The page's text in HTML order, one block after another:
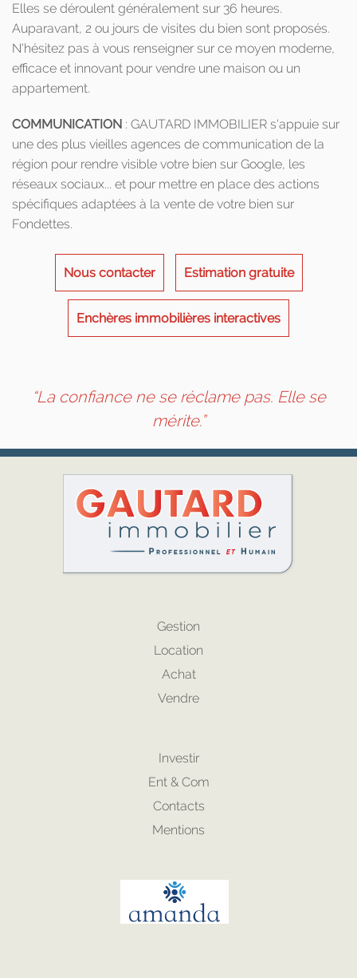
Elles se déroulent généralement sur 36 heures.
Auparavant, 2 ou jours de visites du bien sont proposés.
N'hésitez pas à vous renseigner sur ce moyen moderne,
efficace et innovant pour vendre une maison ou un
appartement.
COMMUNICATION : GAUTARD IMMOBILIER s'appuie sur
une des plus vieilles agences de communication de la
région pour rendre visible votre bien sur Google, les
réseaux sociaux... et pour mettre en place des actions
spécifiques adaptées à la vente de votre bien sur
Fondettes.
Nous contacter Estimation gratuite
Enchères immobilières interactives
“La confiance ne se réclame pas. Elle se
mérite.”
Gestion
Location
Achat
Vendre
Investir
Ent & Com
Contacts
Mentions